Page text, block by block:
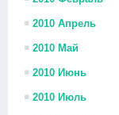
2010 Апрель
2010 Май
2010 Июнь
2010 Июль